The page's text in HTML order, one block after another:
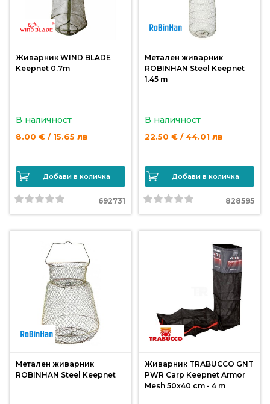
2026
Всички
запазени.
Дизайн
от
Живарник WIND BLADE
Keepnet 0.7m
В наличност
8.00 € / 15.65 лв
Добави в количка
692731
Метален живарник
ROBINHAN Steel Keepnet
1.45 m
В наличност
22.50 € / 44.01 лв
Добави в количка
828595
Метален живарник
ROBINHAN Steel Keepnet
Живарник TRABUCCO GNT
PWR Carp Keepnet Armor
Mesh 50x40 cm - 4 m